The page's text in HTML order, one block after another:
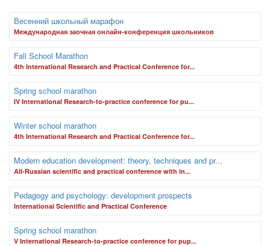
Весенний школьный марафон
Международная заочная онлайн-конференция школьников
Fall School Marathon
4th International Research and Practical Conference for...
Spring school marathon
IV International Research-to-practice conference for pu...
Winter school marathon
4th International Research and Practical Conference for...
Modern education development: theory, techniques and pr...
Аll-Russian scientific and practical conference with in...
Pedagogy and psychology: development prospects
International Scientific and Practical Conference
Spring school marathon
V International Research-to-practice conference for pup...